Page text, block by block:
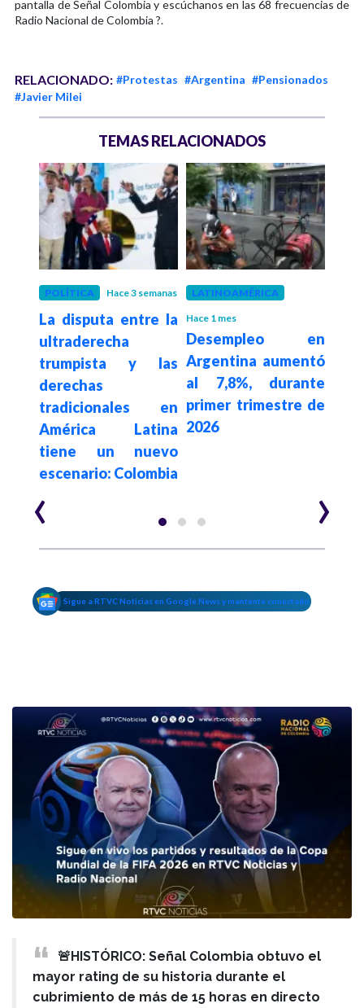
pantalla de Señal Colombia y escúchanos en las 68 frecuencias de
Radio Nacional de Colombia ?.
RELACIONADO: #Protestas #Argentina #Pensionados
#Javier Milei
TEMAS RELACIONADOS
POLÍTICA Hace 3 semanas
La disputa entre la
ultraderecha
trumpista y las
derechas
tradicionales en
América Latina
tiene un nuevo
escenario: Colombia
LATINOAMÉRICA
Hace 1 mes
Desempleo en
Argentina aumentó
al 7,8%, durante
primer trimestre de
2026
‹ ›
Sigue a RTVC Noticias en Google News y mantente conectado
🚨HISTÓRICO: Señal Colombia obtuvo el
mayor rating de su historia durante el
cubrimiento de más de 15 horas en directo